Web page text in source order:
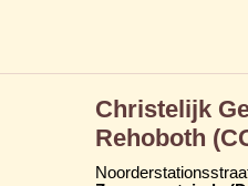
Christelijk
Rehoboth